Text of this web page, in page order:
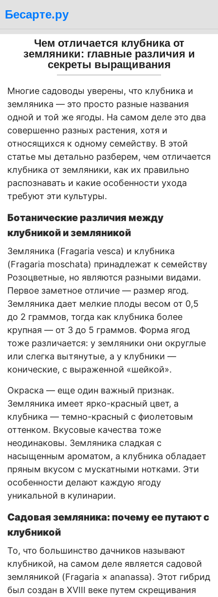
Бесарте.ру
Чем отличается клубника от
земляники: главные различия и
секреты выращивания
Многие садоводы уверены, что клубника и
земляника — это просто разные названия
одной и той же ягоды. На самом деле это два
совершенно разных растения, хотя и
относящихся к одному семейству. В этой
статье мы детально разберем, чем отличается
клубника от земляники, как их правильно
распознавать и какие особенности ухода
требуют эти культуры.
Ботанические различия между
клубникой и земляникой
Земляника (Fragaria vesca) и клубника
(Fragaria moschata) принадлежат к семейству
Розоцветные, но являются разными видами.
Первое заметное отличие — размер ягод.
Земляника дает мелкие плоды весом от 0,5
до 2 граммов, тогда как клубника более
крупная — от 3 до 5 граммов. Форма ягод
тоже различается: у земляники они округлые
или слегка вытянутые, а у клубники —
конические, с выраженной «шейкой».
Окраска — еще один важный признак.
Земляника имеет ярко-красный цвет, а
клубника — темно-красный с фиолетовым
оттенком. Вкусовые качества тоже
неодинаковы. Земляника сладкая с
насыщенным ароматом, а клубника обладает
пряным вкусом с мускатными нотками. Эти
особенности делают каждую ягоду
уникальной в кулинарии.
Садовая земляника: почему ее путают с
клубникой
То, что большинство дачников называют
клубникой, на самом деле является садовой
земляникой (Fragaria × ananassa). Этот гибрид
был создан в XVIII веке путем скрещивания